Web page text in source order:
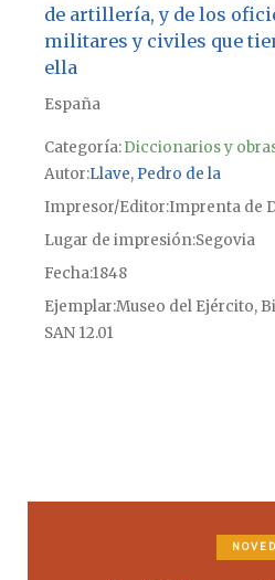
de artillería, y de los
militares y civiles que
ella
España
Categoría:Diccionarios y
Autor Llave, Pedro de la
Impresor/Editor Imprenta de
Lugar de impresiónSegovia
Fecha1848
Ejemplar Museo del Ejército,
SAN 12.01